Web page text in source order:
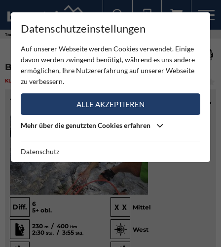
Touren
BLECHMAUERNKOMBINATION - RAX
KLETTERN MITTEL
TOURENINFO
Diff.
6
5+ obl.
Mittel
230 m / 400 Hm
2:30 Std. / 3:55 Std.
West
Datenschutzeinstellungen
Auf unserer Webseite werden Cookies verwendet. Einige
davon werden zwingend benötigt, während es uns andere
ermöglichen, Ihre Nutzererfahrung auf unserer Webseite
zu verbessern.
ALLE AKZEPTIEREN
Mehr über die genutzten Cookies erfahren
Datenschutz